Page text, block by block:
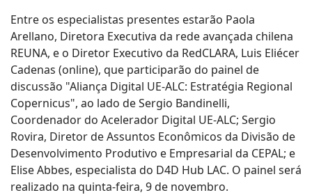
Entre os especialistas presentes estarão Paola
Arellano, Diretora Executiva da rede avançada chilena
REUNA, e o Diretor Executivo da RedCLARA, Luis Eliécer
Cadenas (online), que participarão do painel de
discussão "Aliança Digital UE-ALC: Estratégia Regional
Copernicus", ao lado de Sergio Bandinelli,
Coordenador do Acelerador Digital UE-ALC; Sergio
Rovira, Diretor de Assuntos Econômicos da Divisão de
Desenvolvimento Produtivo e Empresarial da CEPAL; e
Elise Abbes, especialista do D4D Hub LAC. O painel será
realizado na quinta-feira, 9 de novembro.